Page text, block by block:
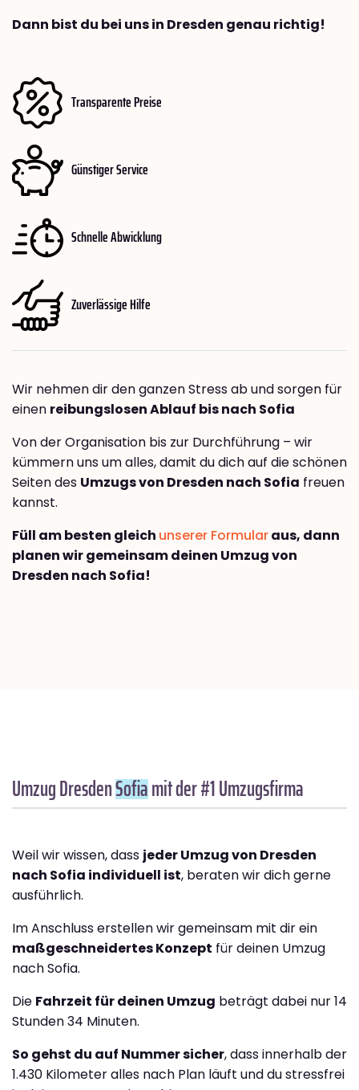
Dann bist du bei uns in Dresden genau richtig!
Transparente Preise
Günstiger Service
Schnelle Abwicklung
Zuverlässige Hilfe
Wir nehmen dir den ganzen Stress ab und sorgen für
einen reibungslosen Ablauf bis nach Sofia
Von der Organisation bis zur Durchführung – wir
kümmern uns um alles, damit du dich auf die schönen
Seiten des Umzugs von Dresden nach Sofia freuen
kannst.
Füll am besten gleich unserer Formularaus, dann
planen wir gemeinsam deinen Umzug von
Dresden nach Sofia!
Umzug DresdenSofiamit der #1 Umzugsfirma
Weil wir wissen, dass jeder Umzug von Dresden
nach Sofia individuell ist, beraten wir dich gerne
ausführlich.
Im Anschluss erstellen wir gemeinsam mit dir ein
maßgeschneidertes Konzept für deinen Umzug
nach Sofia.
Die Fahrzeit für deinen Umzug beträgt dabei nur 14
Stunden 34 Minuten.
So gehst du auf Nummer sicher, dass innerhalb der
1.430 Kilometer alles nach Plan läuft und du stressfrei